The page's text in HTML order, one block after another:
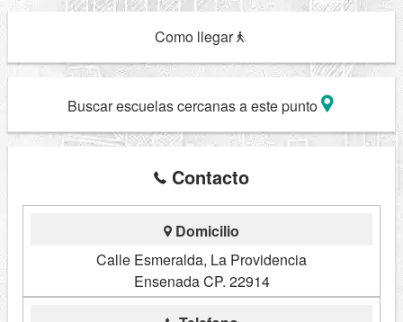
Como llegar
Buscar escuelas cercanas a este punto
Contacto
Domicilio
Calle Esmeralda, La Providencia
Ensenada CP. 22914